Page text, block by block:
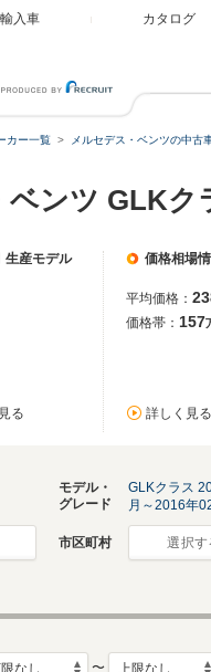
輸入車 カタログ
カー一覧 メルセデス・ベンツの中古
ンツ GLKク
生産モデル
る
価格相場
平均価格：
価格帯： 157
詳しく見る
モデル・
グレード
GLKクラス
月～2016年
市区町村 選択す
〜